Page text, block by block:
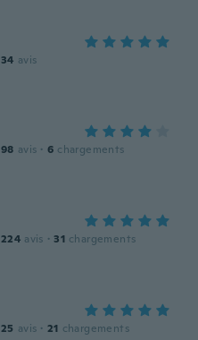
34 avis
98 avis · 6 chargements
224 avis · 31 chargements
25 avis · 21 chargements